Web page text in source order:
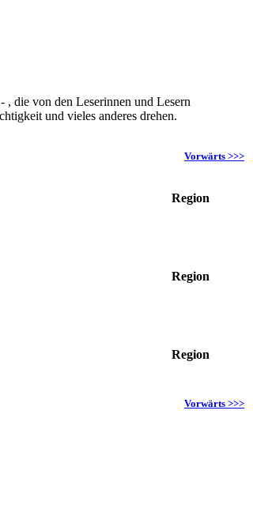
, die von den Leserinnen und Lesern
und vieles anderes drehen.
Vorwärts >>>
Region
Region
Region
Vorwärts >>>